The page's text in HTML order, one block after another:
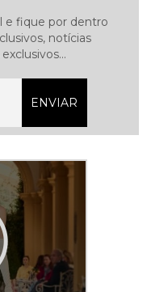
e fique por dentro
notícias